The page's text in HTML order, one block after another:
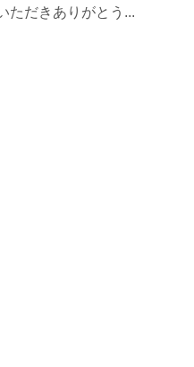
ただきありがとう...